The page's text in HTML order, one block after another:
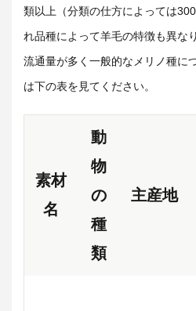
類以上（分類の仕方によっては
れ品種によって羊毛の特徴も異な
流通量が多く一般的なメリノ種に
は下の表を見てください。
素材
名
動
物
の
種
類
主産地